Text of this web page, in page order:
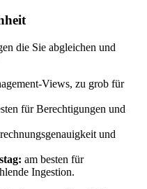
die Sie abgleichen und
zu grob für
für Berechtigungen und
und
am besten für
Ingestion.